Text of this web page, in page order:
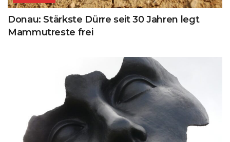
Donau: Stärkste Dürre seit 30 Jahren legt
Mammutreste frei